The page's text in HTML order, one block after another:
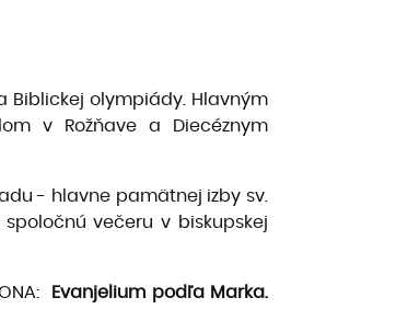
Biblickej olympiády. Hlavným
v Rožňave a Diecéznym
- hlavne pamätnej izby sv.
večeru v biskupskej
Evanjelium podľa Marka.